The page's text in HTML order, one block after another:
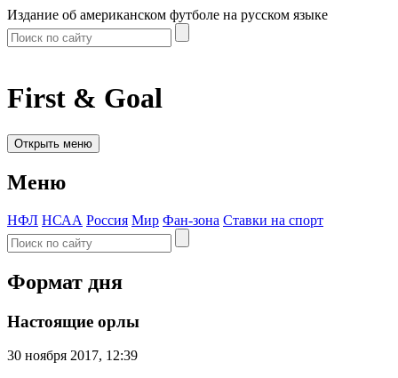
Издание об американском футболе на русском языке
First & Goal
Открыть меню
Меню
НФЛ НСАА Россия Мир Фан-зона Ставки на спорт
Формат дня
Настоящие орлы
30 ноября 2017, 12:39